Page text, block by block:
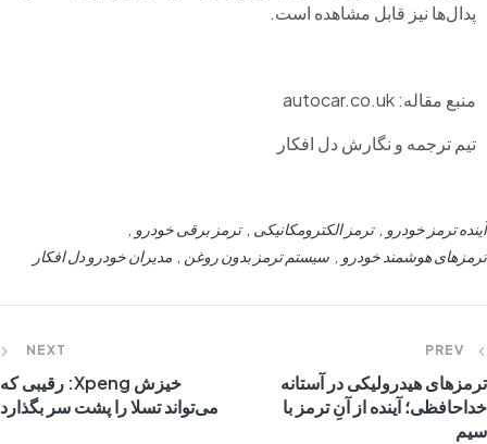
پدال‌ها نیز قابل مشاهده است.
منبع مقاله: autocar.co.uk
تیم ترجمه و نگارش دل افکار
آینده ترمز خودرو ترمز الکترومکانیکی
ترمز برقی خودرو
ترمزهای هوشمند خودرو
سیستم ترمز بدون روغن مدیران خودرو دل افکار
PREV
ترمزهای هیدرولیکی در آستانه
خداحافظی؛ آینده از آنِ ترمز با
سیم
NEXT
خیزش Xpeng: رقیبی که
می‌تواند تسلا را پشت سر بگذارد